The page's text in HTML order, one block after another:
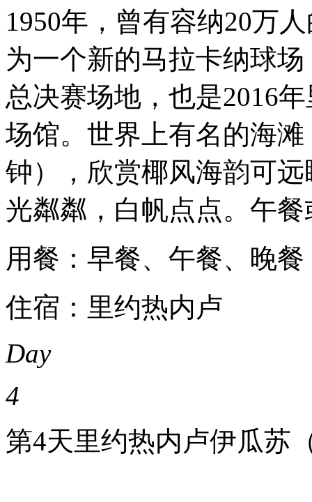
1950年，曾有容纳20万
为一个新的马拉卡纳球
总决赛场地，也是2016
场馆。世界上有名的海
钟），欣赏椰风海韵可
光粼粼，白帆点点。午
用餐：早餐、午餐、晚餐
住宿：里约热内卢
Day
4
第4天里约热内卢伊瓜苏